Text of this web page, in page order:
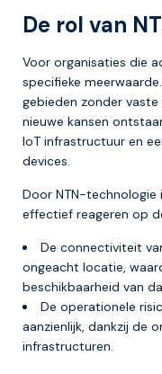
De rol van
Voor organisaties die
specifieke
gebieden zonder
nieuwe kansen
IoT infrastructuur en
devices.
Door NTN-technologie
effectief reageren op
De connectiviteit
ongeacht locatie,
beschikbaarheid van
De operationele
aanzienlijk, dankzij de
infrastructuren.